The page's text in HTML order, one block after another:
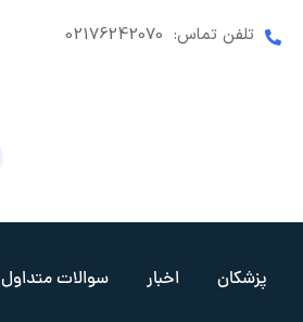
تلفن تماس: 02176242070
پزشکان اخبار سوالات متداول